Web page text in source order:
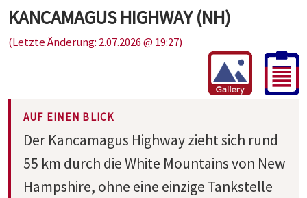
KANCAMAGUS HIGHWAY (NH)
(Letzte Änderung: 2.07.2026 @ 19:27)
AUF EINEN BLICK
Der Kancamagus Highway zieht sich rund
55 km durch die White Mountains von New
Hampshire, ohne eine einzige Tankstelle